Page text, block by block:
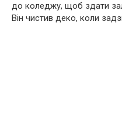
до коледжу, щоб здати
Він чистив деко, коли